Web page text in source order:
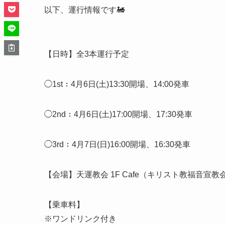
以下、運行情報です🚂
【日時】全3本運行予定
◯1st：4月6日(土)13:30開場、14:00発車
◯2nd：4月6日(土)17:00開場、17:30発車
◯3rd：4月7日(日)16:00開場、16:30発車
【会場】天運教会 1F Cafe（キリスト教福音宣教
【乗車料】
※ワンドリンク付き